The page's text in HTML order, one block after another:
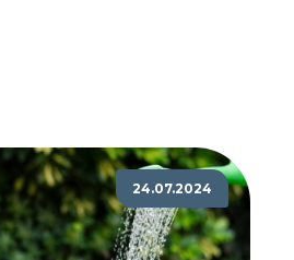
24.07.2024